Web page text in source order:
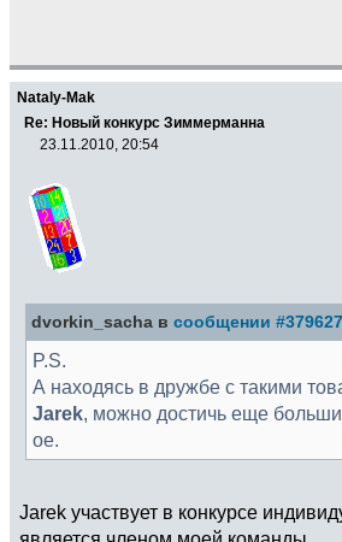
Nataly-Mak
Re: Новый конкурс Зиммерманна
23.11.2010, 20:54
dvorkin_sacha в сообщении #379627
P.S.
А находясь в дружбе с такими
Jarek, можно достичь еще
ое.
Jarek участвует в конкурсе